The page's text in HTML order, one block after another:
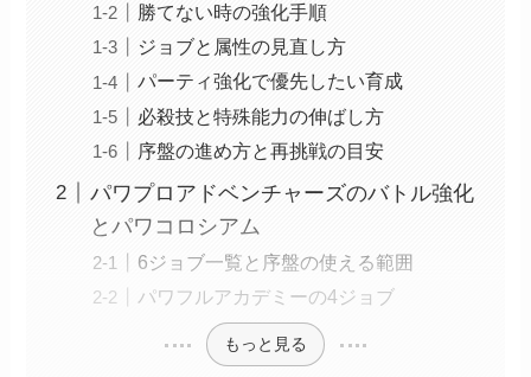
勝てない時の強化手順
ジョブと属性の見直し方
パーティ強化で優先したい育成
必殺技と特殊能力の伸ばし方
序盤の進め方と再挑戦の目安
パワプロアドベンチャーズのバトル強化
とパワコロシアム
6ジョブ一覧と序盤の使える範囲
パワフルアカデミーの4ジョブ
もっと見る